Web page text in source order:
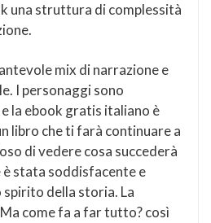
una struttura di complessità
mix di narrazione e
I personaggi sono
la ebook gratis italiano è
libro che ti farà continuare a
di vedere cosa succederà
è stata soddisfacente e
della storia. La
come fa a far tutto? così